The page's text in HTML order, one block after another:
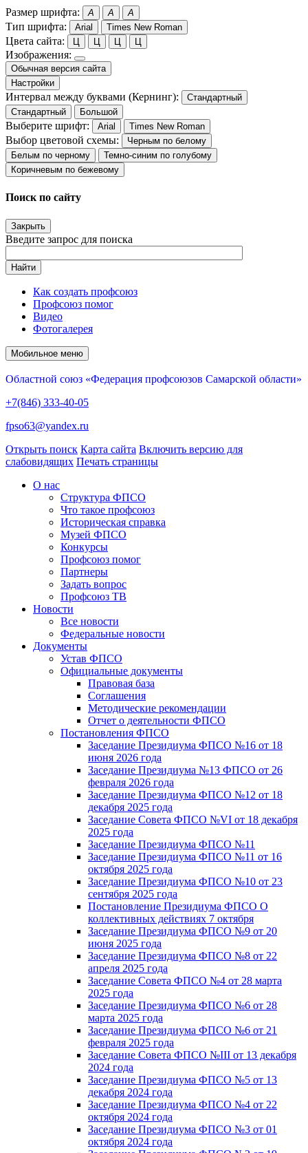
Размер шрифта: A A A
Тип шрифта: Arial Times New Roman
Цвета сайта: Ц Ц Ц Ц
Изображения:
Обычная версия сайта
Настройки
Интервал между буквами (Кернинг):
Стандартный
Стандартный
Большой
Выберите шрифт: Arial Times New Roman
Выбор цветовой схемы:
Черным по белому
Белым по черному
Темно-синим по голубому
Коричневым по бежевому
Поиск по сайту
Закрыть
Введите запрос для поиска
Найти
Как создать профсоюз
Профсоюз помог
Видео
Фотогалерея
Мобильное меню
Областной союз «Федерация профсоюзов Самарской области»
+7(846) 333-40-05
fpso63@yandex.ru
Открыть поиск Карта сайта Включить версию для
слабовидящих Печать страницы
О нас
Структура ФПСО
Что такое профсоюз
Историческая справка
Музей ФПСО
Конкурсы
Профсоюз помог
Партнеры
Задать вопрос
Профсоюз ТВ
Новости
Все новости
Федеральные новости
Документы
Устав ФПСО
Официальные документы
Правовая база
Соглашения
Методические рекомендации
Отчет о деятельности ФПСО
Постановления ФПСО
Заседание Президиума ФПСО №16 от 18
июня 2026 года
Заседание Президиума №13 ФПСО от 26
февраля 2026 года
Заседание Президиума ФПСО №12 от 18
декабря 2025 года
Заседание Совета ФПСО №VI от 18 декабря
2025 года
Заседание Президиума ФПСО №11
Заседание Президиума ФПСО №11 от 16
октября 2025 года
Заседание Президиума ФПСО №10 от 23
сентября 2025 года
Постановление Президиума ФПСО О
коллективных действиях 7 октября
Заседание Президиума ФПСО №9 от 20
июня 2025 года
Заседание Президиума ФПСО №8 от 22
апреля 2025 года
Заседание Совета ФПСО №4 от 28 марта
2025 года
Заседание Президиума ФПСО №6 от 28
марта 2025 года
Заседание Президиума ФПСО №6 от 21
февраля 2025 года
Заседание Совета ФПСО №III от 13 декабря
2024 года
Заседание Президиума ФПСО №5 от 13
декабря 2024 года
Заседание Президиума ФПСО №4 от 22
октября 2024 года
Заседание Президиума ФПСО №3 от 01
октября 2024 года